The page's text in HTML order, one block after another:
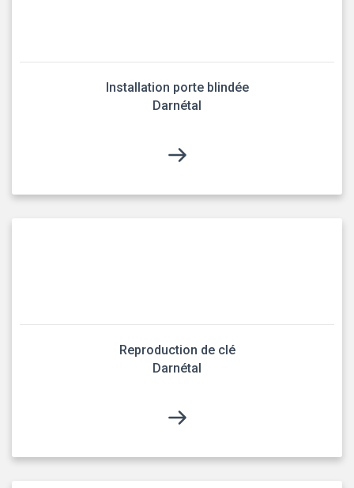
Installation porte blindée
Darnétal
Reproduction de clé
Darnétal